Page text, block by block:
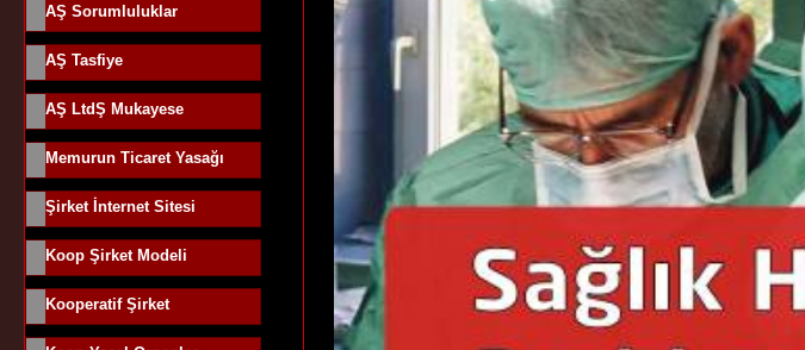
AŞ Sorumluluklar
AŞ Tasfiye
AŞ LtdŞ Mukayese
Memurun Ticaret Yasağı
Şirket İnternet Sitesi
Koop Şirket Modeli
Kooperatif Şirket